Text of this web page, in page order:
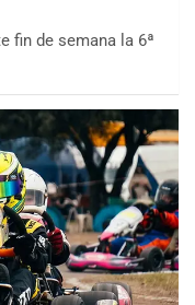
fin de semana la 6ª